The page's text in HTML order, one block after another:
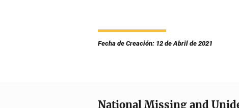
Fecha de Creación: 12 de Abril de 2021
National Missing and